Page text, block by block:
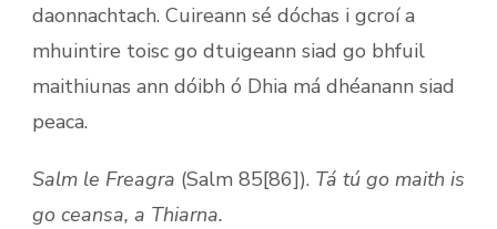
daonnachtach. Cuireann sé dóchas i gcroí a
mhuintire toisc go dtuigeann siad go bhfuil
maithiunas ann dóibh ó Dhia má dhéanann siad
peaca.
Salm le Freagra (Salm 85[86]). Tá tú go maith is
go ceansa, a Thiarna.